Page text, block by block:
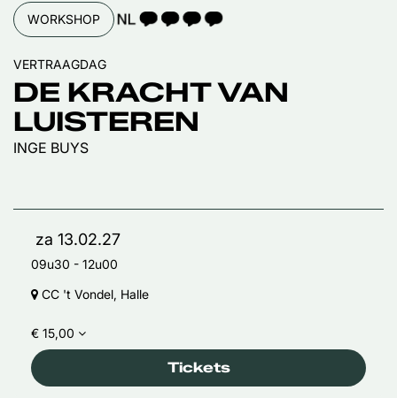
WORKSHOP TAALICOON 4
DE KRACHT VAN
LUISTEREN
INGE BUYS
VERTRAAGDAG
za 13.02.27
09u30 - 12u00
CC 't Vondel, Halle
€ 15,00
Tickets